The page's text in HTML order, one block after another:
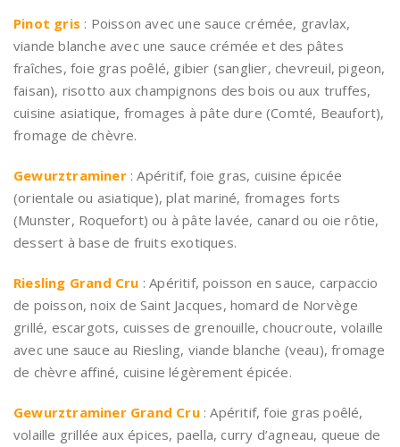
Pinot gris : Poisson avec une sauce crémée, gravlax,
viande blanche avec une sauce crémée et des pâtes
fraîches, foie gras poêlé, gibier (sanglier, chevreuil, pigeon,
faisan), risotto aux champignons des bois ou aux truffes,
cuisine asiatique, fromages à pâte dure (Comté, Beaufort),
fromage de chèvre.
Gewurztraminer: Apéritif, foie gras, cuisine épicée
(orientale ou asiatique), plat mariné, fromages forts
(Munster, Roquefort) ou à pâte lavée, canard ou oie rôtie,
dessert à base de fruits exotiques.
Riesling Grand Cru : Apéritif, poisson en sauce, carpaccio
de poisson, noix de Saint Jacques, homard de Norvège
grillé, escargots, cuisses de grenouille, choucroute, volaille
avec une sauce au Riesling, viande blanche (veau), fromage
de chèvre affiné, cuisine légèrement épicée.
Gewurztraminer Grand Cru: Apéritif, foie gras poêlé,
volaille grillée aux épices, paella, curry d’agneau, queue de